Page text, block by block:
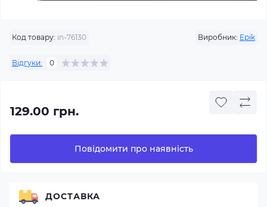
Код товару: in-76130 Виробник: Epik
Відгуки: 0
129.00 грн.
Повідомити про наявність
ДОСТАВКА